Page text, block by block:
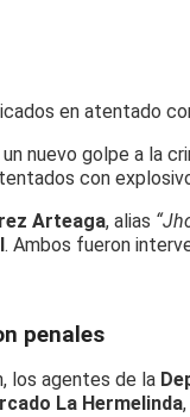
nuevo golpe a la
con
Arteaga, alias
. Ambos fueron
penales
los agentes de la
La Hermelinda